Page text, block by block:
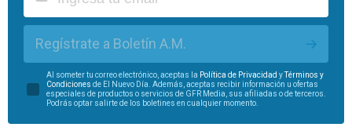
Regístrate a Boletín A.M.
Al someter tu correo electrónico, aceptas la Política de Privacidad yTérminos y
Condiciones de El Nuevo Día. Además, aceptas recibir información u ofertas
especiales de productos o servicios de GFR Media, sus afiliadas o de terceros.
Podrás optar salirte de los boletines en cualquier momento.